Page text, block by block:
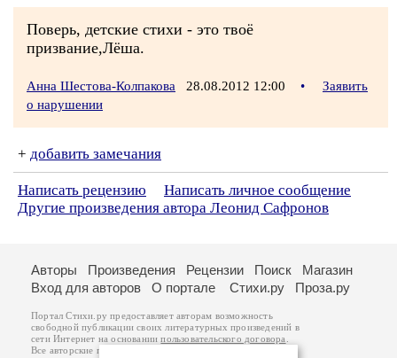
Поверь, детские стихи - это твоё
призвание,Лёша.
Анна Шестова-Колпакова 28.08.2012 12:00 •
Заявить
о нарушении
+ добавить замечания
Написать рецензию
Написать личное сообщение
Другие произведения автора Леонид Сафронов
Авторы Произведения Рецензии Поиск
Магазин
Вход для авторов
О портале Стихи.ру Проза.ру
Портал Стихи.ру предоставляет авторам возможность
свободной публикации своих литературных произведений в
сети Интернет на основаниипользовательского договора
Все авторские права на произведения принадлежат авторам